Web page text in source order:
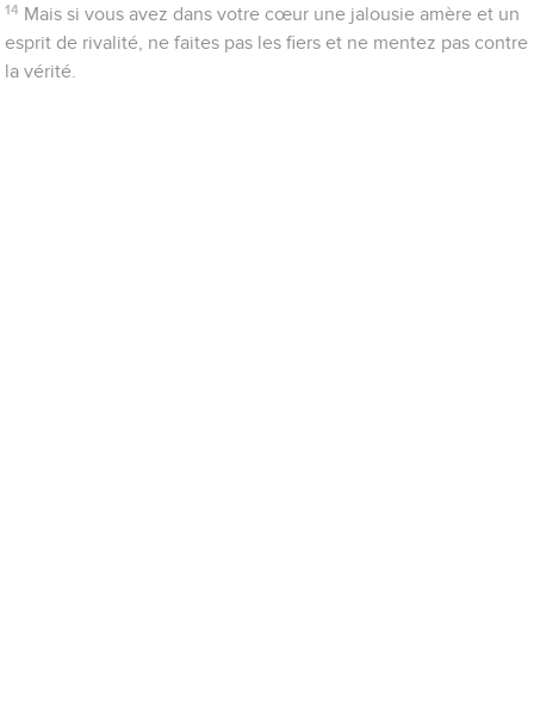
14 Mais si vous avez dans votre cœur une jalousie amère et un
esprit de rivalité, ne faites pas les fiers et ne mentez pas contre
la vérité.